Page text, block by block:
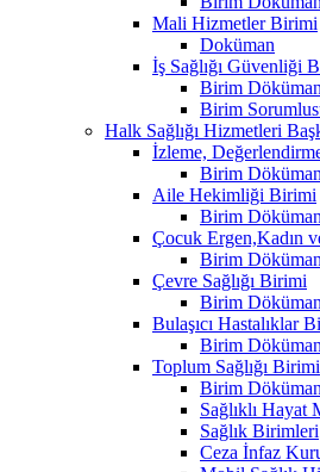
Mali Hizmetler Birimi
Doküman
İş Sağlığı Güvenliği
Birim
Birim
Halk Sağlığı Hizmetleri
İzleme,
Birim
Aile Hekimliği Birimi
Birim
Çocuk Ergen,Kadın
Birim
Çevre Sağlığı Birimi
Birim
Bulaşıcı Hastalıklar
Birim
Toplum Sağlığı Birimi
Birim
Sağlıklı Hayat
Sağlık Birimleri
Ceza İnfaz